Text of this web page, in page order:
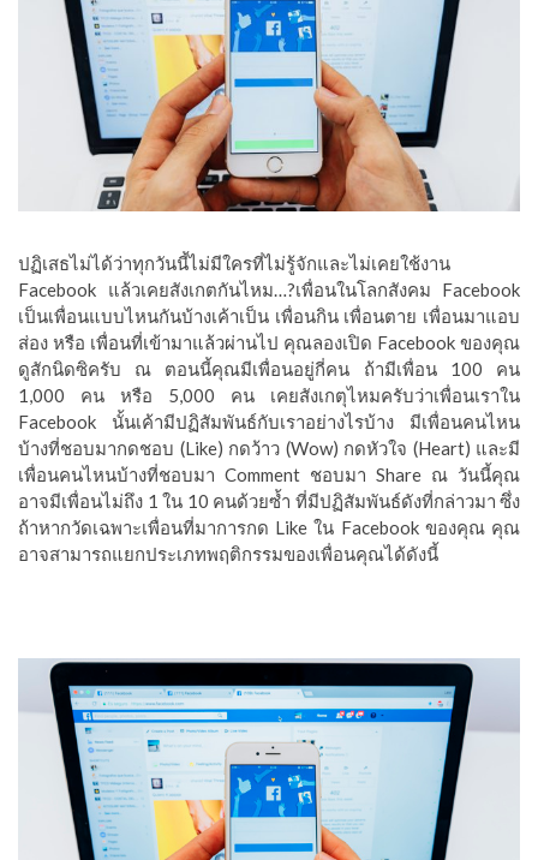
ปฏิเสธไม่ได้ว่าทุกวันนี้ไม่มีใครที่ไม่รู้จักและไม่เคยใช้งาน
Facebook แล้วเคยสังเกตกันไหม…?เพื่อนในโลกสังคม Facebook
เป็นเพื่อนแบบไหนกันบ้างเค้าเป็น เพื่อนกิน เพื่อนตาย เพื่อนมาแอบ
ส่อง หรือ เพื่อนที่เข้ามาแล้วผ่านไป คุณลองเปิด Facebook ของคุณ
ดูสักนิดซิครับ ณ ตอนนี้คุณมีเพื่อนอยู่กี่คน ถ้ามีเพื่อน 100 คน
1,000 คน หรือ 5,000 คน เคยสังเกตุไหมครับว่าเพื่อนเราใน
Facebook นั้นเค้ามีปฏิสัมพันธ์กับเราอย่างไรบ้าง มีเพื่อนคนไหน
บ้างที่ชอบมากดชอบ (Like) กดว้าว (Wow) กดหัวใจ (Heart) และมี
เพื่อนคนไหนบ้างที่ชอบมา Comment ชอบมา Share ณ วันนี้คุณ
อาจมีเพื่อนไม่ถึง 1 ใน 10 คนด้วยซ้ำ ที่มีปฏิสัมพันธ์ดังที่กล่าวมา ซึ่ง
ถ้าหากวัดเฉพาะเพื่อนที่มาการกด Like ใน Facebook ของคุณ คุณ
อาจสามารถแยกประเภทพฤติกรรมของเพื่อนคุณได้ดังนี้